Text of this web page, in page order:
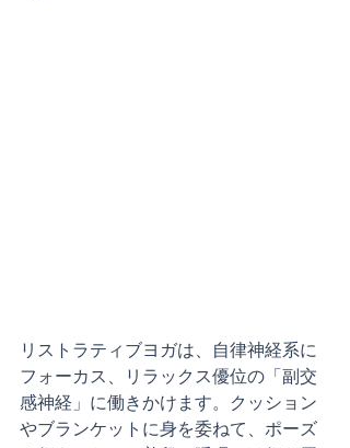
リストラティブヨガは、自律神経系に
フォーカス、リラックス優位の「副交
感神経」に働きかけます。クッション
やブランケットに身を委ねて、ポーズ